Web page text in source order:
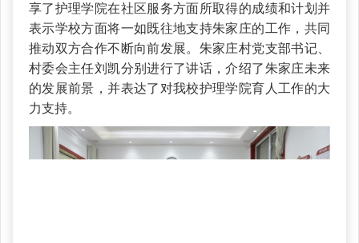
享了护理学院在社区服务方面所取得的成绩和计划并
表示学校方面将一如既往地支持朱家庄的工作，共同
推动双方合作不断向前发展。朱家庄村党支部书记、
村委会主任刘凯分别进行了讲话，介绍了朱家庄未来
的发展前景，并表达了对我校护理学院育人工作的大
力支持。